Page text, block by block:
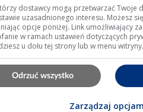
w tym radiu wprowadzać kod i
errorzniknoł i pokazały się zera
3 Wyświetleń: 9498
dostawcy mogą przetwarzać Twoje
uzasadnionego interesu. Możesz
opcje poniżej. Link umożliwiający
w ramach ustawień dotyczących
u dołu tej strony lub w menu witryny.
Odrzuć wszystko
Zarządzaj